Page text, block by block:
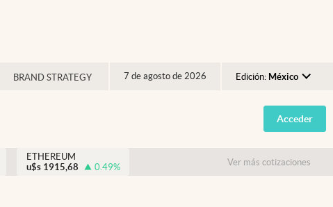
BRAND STRATEGY 7 de agosto de 2026 Edición: México
Argentina
España
USA
Acceder
ETHEREUM
u$s 1915,68 0.49% Ver más cotizaciones